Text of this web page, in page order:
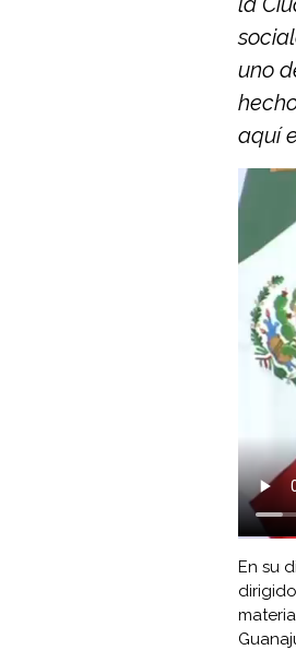
uno
aquí
En su